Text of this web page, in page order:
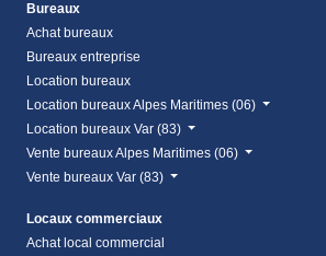
Bureaux
Achat bureaux
Bureaux entreprise
Location bureaux
Location bureaux Alpes Maritimes (06)
Location bureaux Var (83)
Vente bureaux Alpes Maritimes (06)
Vente bureaux Var (83)
Locaux commerciaux
Achat local commercial